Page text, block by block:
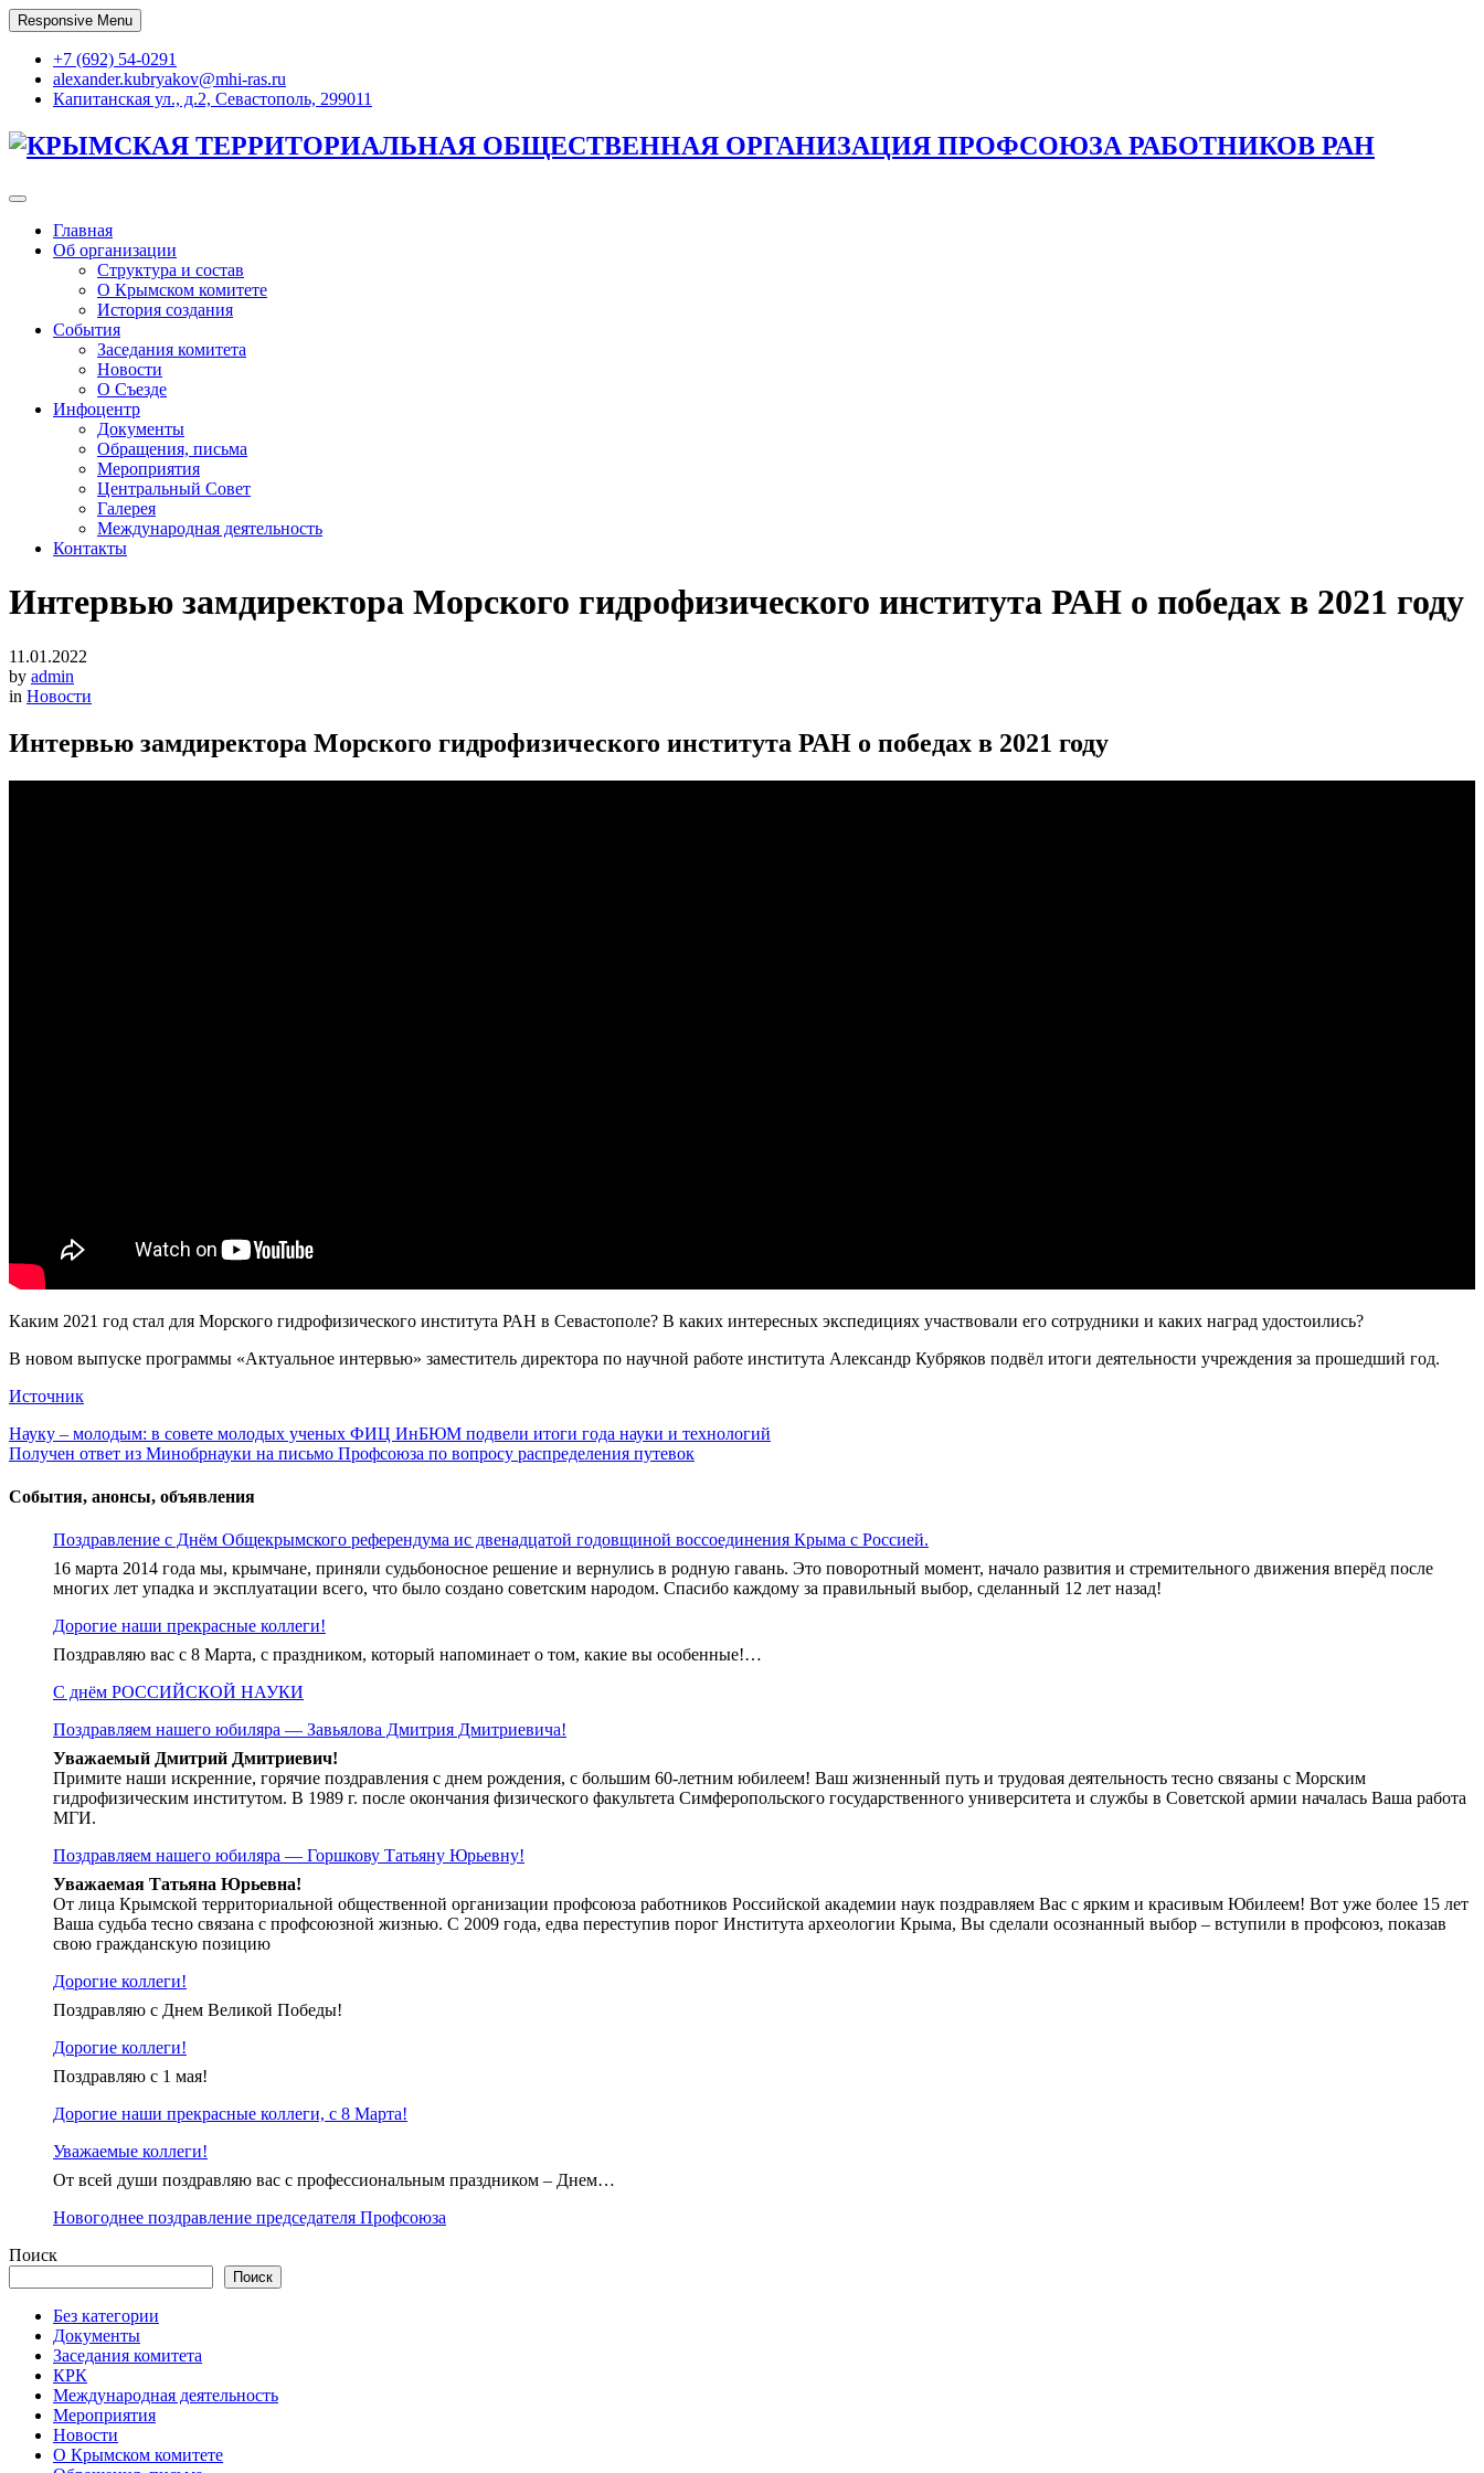
Skip
to
content
Responsive Menu
+7 (692) 54-0291
alexander.kubryakov@mhi-ras.ru
Капитанская ул., д.2, Севастополь, 299011
КРЫМСКАЯ ТЕРРИТОРИАЛЬНАЯ ОБЩЕСТВЕННАЯ ОРГАНИЗАЦИЯ ПРОФСОЮЗА РАБОТНИКОВ РАН
Главная
Об организации
Структура и состав
О Крымском комитете
История создания
События
Заседания комитета
Новости
О Съезде
Инфоцентр
Документы
Обращения, письма
Мероприятия
Центральный Совет
Галерея
Международная деятельность
Контакты
Интервью замдиректора Морского гидрофизического института РАН о победах в 2021 году
11.01.2022
by admin
in Новости
Интервью замдиректора Морского гидрофизического института РАН о победах в 2021 году
Каким 2021 год стал для Морского гидрофизического института РАН в Севастополе? В каких интересных экспедициях участвовали его сотрудники и каких наград удостоились?
В новом выпуске программы «Актуальное интервью» заместитель директора по научной работе института Александр Кубряков подвёл итоги деятельности учреждения за прошедший год.
Источник
Навигация
по
записям
Науку – молодым: в совете молодых ученых ФИЦ ИнБЮМ подвели итоги года науки и технологий
Получен ответ из Минобрнауки на письмо Профсоюза по вопросу распределения путевок
События, анонсы, объявления
Поздравление с Днём Общекрымского референдума ис двенадцатой годовщиной воссоединения Крыма с Россией.
16 марта 2014 года мы, крымчане, приняли судьбоносное решение и вернулись в родную гавань. Это поворотный момент, начало развития и стремительного движения вперёд после
многих лет упадка и эксплуатации всего, что было создано советским народом. Спасибо каждому за правильный выбор, сделанный 12 лет назад!
Дорогие наши прекрасные коллеги!
Поздравляю вас с 8 Марта, с праздником, который напоминает о том, какие вы особенные!…
С днём РОССИЙСКОЙ НАУКИ
Поздравляем нашего юбиляра — Завьялова Дмитрия Дмитриевича!
Уважаемый Дмитрий Дмитриевич!
Примите наши искренние, горячие поздравления с днем рождения, с большим 60-летним юбилеем! Ваш жизненный путь и трудовая деятельность тесно связаны с Морским
гидрофизическим институтом. В 1989 г. после окончания физического факультета Симферопольского государственного университета и службы в Советской армии началась Ваша работа
МГИ.
Поздравляем нашего юбиляра — Горшкову Татьяну Юрьевну!
Уважаемая Татьяна Юрьевна!
От лица Крымской территориальной общественной организации профсоюза работников Российской академии наук поздравляем Вас с ярким и красивым Юбилеем! Вот уже более 15 лет
Ваша судьба тесно связана с профсоюзной жизнью. С 2009 года, едва переступив порог Института археологии Крыма, Вы сделали осознанный выбор – вступили в профсоюз, показав
свою гражданскую позицию
Дорогие коллеги!
Поздравляю с Днем Великой Победы!
Дорогие коллеги!
Поздравляю с 1 мая!
Дорогие наши прекрасные коллеги, с 8 Марта!
Уважаемые коллеги!
От всей души поздравляю вас с профессиональным праздником – Днем…
Новогоднее поздравление председателя Профсоюза
Поиск
Поиск
Без категории
Документы
Заседания комитета
КРК
Международная деятельность
Мероприятия
Новости
О Крымском комитете